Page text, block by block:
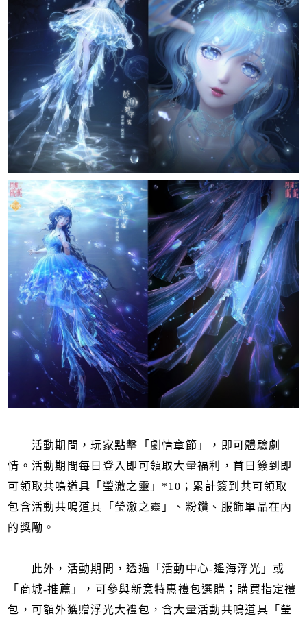
活動期間，玩家點擊「劇情章節」，即可體驗劇
情。活動期間每日登入即可領取大量福利，首日簽到即
可領取共鳴道具「瑩澈之靈」*10；累計簽到共可領取
包含活動共鳴道具「瑩澈之靈」、粉鑽、服飾單品在內
的獎勵。
此外，活動期間，透過「活動中心-遙海浮光」或
「商城-推薦」，可參與新意特惠禮包選購；購買指定禮
包，可額外獲贈浮光大禮包，含大量活動共鳴道具「瑩